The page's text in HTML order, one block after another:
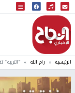
البث المباشر
إذاعة النجاح
الرئيسية رام الله